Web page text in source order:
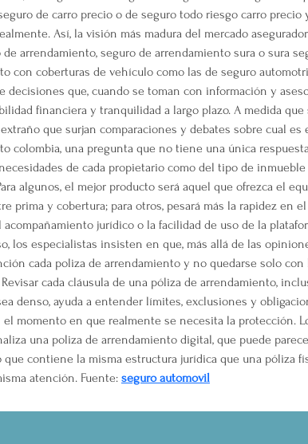
de carro precio o de seguro todo riesgo carro
Así, la visión más madura del mercado
de arrendamiento, seguro de arrendamiento sura o sura
con coberturas de vehículo como las de seguro
decisiones que, cuando se toman con información y
financiera y tranquilidad a largo plazo. A medida
que surjan comparaciones y debates sobre cual es
colombia, una pregunta que no tiene una única
de cada propietario como del tipo de
algunos, el mejor producto será aquel que ofrezca el
prima y cobertura; para otros, pesará más la rapidez en
acompañamiento jurídico o la facilidad de uso de la
los especialistas insisten en que, más allá de las
cada poliza de arrendamiento y no quedarse solo
cada cláusula de una póliza de arrendamiento,
denso, ayuda a entender límites, exclusiones y
el momento en que realmente se necesita la protección.
una poliza de arrendamiento digital, que puede
que contiene la misma estructura jurídica que una póliza
atención. Fuente: seguro automovil